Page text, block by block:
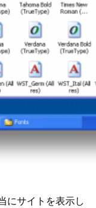
にサイトを表示し